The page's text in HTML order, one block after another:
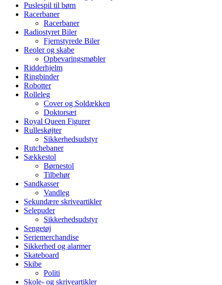
Puslespil til børn
Racerbaner
Racerbaner
Radiostyret Biler
Fjernstyrede Biler
Reoler og skabe
Opbevaringsmøbler
Ridderhjelm
Ringbinder
Robotter
Rolleleg
Cover og Soldækken
Doktorsæt
Royal Queen Figurer
Rulleskøjter
Sikkerhedsudstyr
Rutchebaner
Sækkestol
Børnestol
Tilbehør
Sandkasser
Vandleg
Sekundære skriveartikler
Selepuder
Sikkerhedsudstyr
Sengetøj
Seriemerchandise
Sikkerhed og alarmer
Skateboard
Skibe
Politi
Skole- og skriveartikler